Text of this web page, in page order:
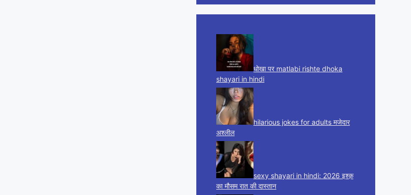
धोखा पर matlabi rishte dhoka
shayari in hindi
hilarious jokes for adults मजेदार
अश्लील
sexy shayari in hindi: 2026 इश्क़
का मौसम रात की दास्तान